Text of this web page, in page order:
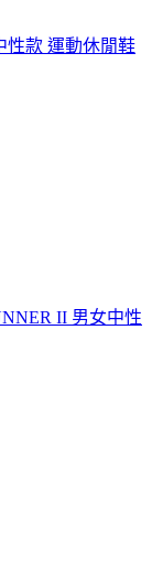
性款 運動休閒鞋
II 男女中性